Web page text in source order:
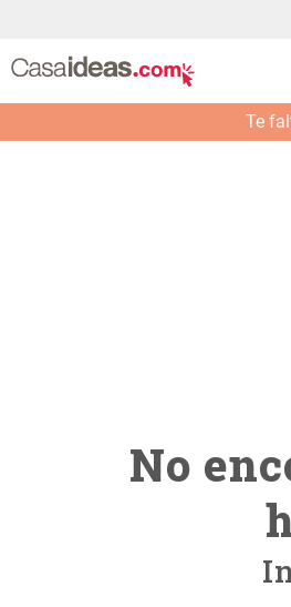
Te
No